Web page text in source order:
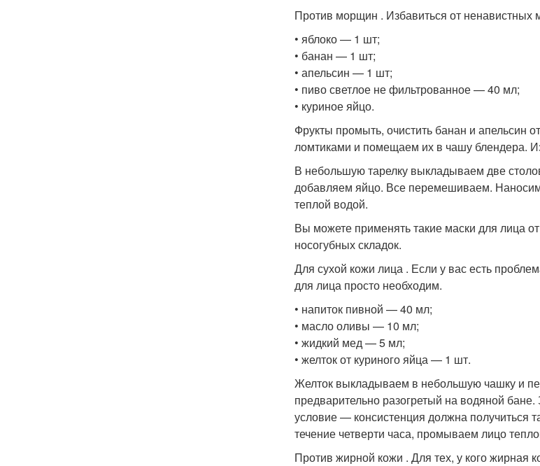
Против морщин . Избавиться от
• яблоко — 1 шт;
• банан — 1 шт;
• апельсин — 1 шт;
• пиво светлое не фильтрованное — 40 мл;
• куриное яйцо.
Фрукты промыть, очистить банан и апельсин
ломтиками и помещаем их в чашу блендера.
В небольшую тарелку выкладываем две
добавляем яйцо. Все перемешиваем.
теплой водой.
Вы можете применять такие маски для лица
носогубных складок.
Для сухой кожи лица . Если у вас есть
для лица просто необходим.
• напиток пивной — 40 мл;
• масло оливы — 10 мл;
• жидкий мед — 5 мл;
• желток от куриного яйца — 1 шт.
Желток выкладываем в небольшую чашку и
предварительно разогретый на водяной
условие — консистенция должна получиться
течение четверти часа, промываем лицо
Против жирной кожи . Для тех, у кого жирная